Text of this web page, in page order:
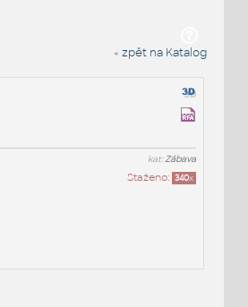
« zpět na Katalog
kat:Zábava
Staženo: 340x